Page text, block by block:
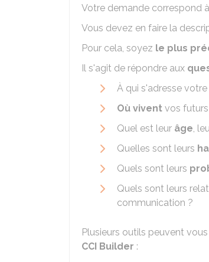
Votre demande correspond
Vous devez en faire la
Pour cela, soyez le plus
Il s'agit de répondre aux
À qui s'adresse
Où vivent vos
Quel est leur âge,
Quelles sont leurs
Quels sont leurs
Quels sont leurs
communication ?
Plusieurs outils peuvent
CCI Builder :